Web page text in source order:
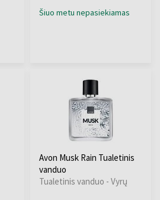
Šiuo metu nepasiekiamas
Avon Musk Rain Tualetinis
vanduo
Tualetinis vanduo - Vyrų